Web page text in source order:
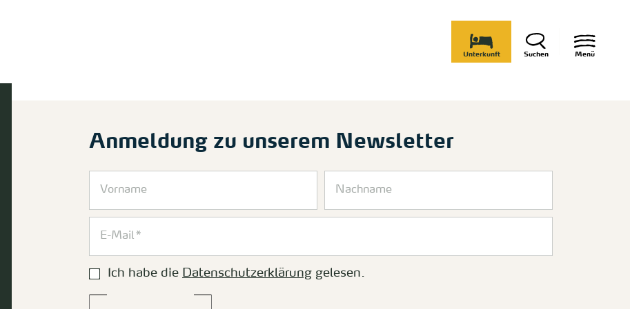
Menü
Suchen
Unterkunft
Anmeldung zu unserem Newsletter
Ich habe die Datenschutzerklärung gelesen.